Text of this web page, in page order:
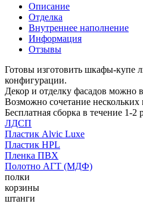
Описание
Отделка
Внутреннее наполнение
Информация
Отзывы
Готовы изготовить шкафы-купе
конфигурации.
Декор и отделку фасадов можно
Возможно сочетание нескольких
Бесплатная сборка в течение 1-2
ЛДСП
Пластик Alvic Luxe
Пластик HPL
Пленка ПВХ
Полотно АГТ (МДФ)
полки
корзины
штанги